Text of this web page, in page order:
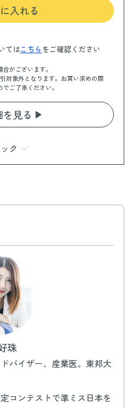
入れる
てはこちらをご確認ください
がございます。
対象外となります。お買い求めの際
ご了承ください。
見る
ク
打ち身、肩の凝り、くじ
れ、産前産後の冷え症、に
硫酸Na
ラエキス-1、ゴボウエキ
キュウエキス、トウキエキ
、マルチトール、グリシ
、無水ケイ酸、無水エタノ
、タルク
珠
バイザー、産業医。東邦大
コンテストで準ミス日本を